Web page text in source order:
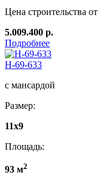
Цена строительства от
5.009.400 р.
Подробнее
Н-69-633
с мансардой
Размер:
11x9
Площадь:
93 м2